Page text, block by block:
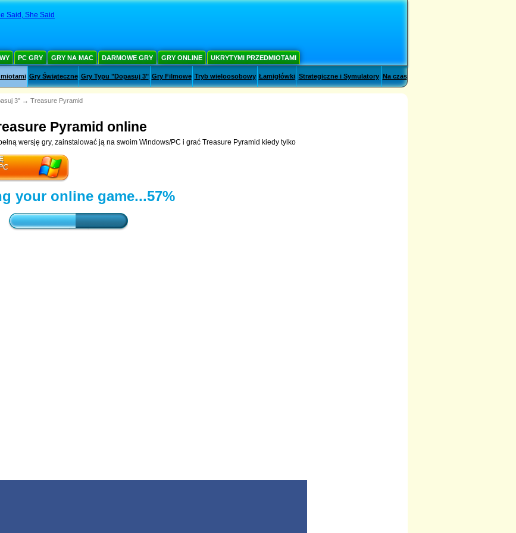
Said, She Said
PC GRY GRY NA MAC DARMOWE GRY GRY ONLINE UKRYTYMI PRZEDMIOTAMI
Gry Świąteczne Gry Typu "Dopasuj 3" Gry Filmowe Tryb wieloosobowy Łamigłówki Strategiczne i Symulatory Na czas
3" → Treasure Pyramid
Pyramid online
wersję gry, zainstalować ją na swoim Windows/PC i grać Treasure Pyramid kiedy tylko
your online game...59%